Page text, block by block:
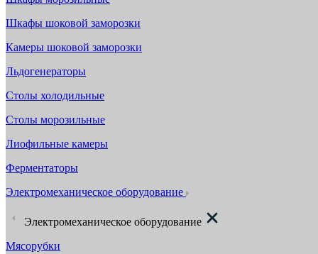
Шкафы шоковой заморозки
Камеры шоковой заморозки
Льдогенераторы
Столы холодильные
Столы морозильные
Лиофильные камеры
Ферментаторы
Электромеханическое оборудование
Электромеханическое оборудование
Мясорубки